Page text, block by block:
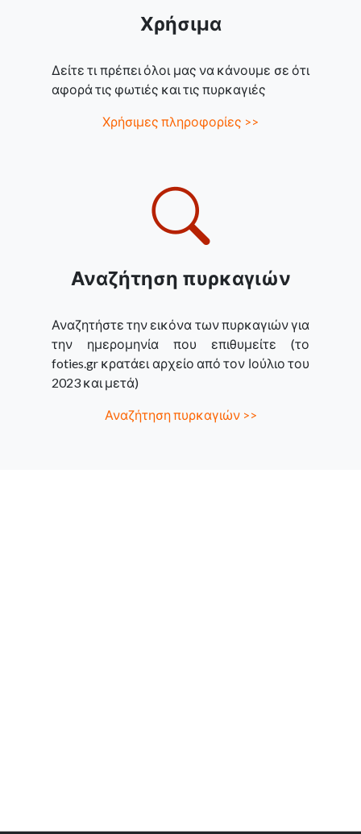
Χρήσιμα
Δείτε τι πρέπει όλοι μας να κάνουμε σε ότι
αφορά τις φωτιές και τις πυρκαγιές
Χρήσιμες πληροφορίες >>
Αναζήτηση πυρκαγιών
Αναζητήστε την εικόνα των πυρκαγιών για
την ημερομηνία που επιθυμείτε (το
foties.gr κρατάει αρχείο από τον Ιούλιο του
2023 και μετά)
Αναζήτηση πυρκαγιών >>